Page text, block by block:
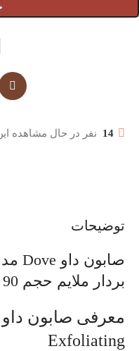
14 نفر در حال مشاهده
توضیحات
بردار ملایم حجم 90 گرم
Exfoliating